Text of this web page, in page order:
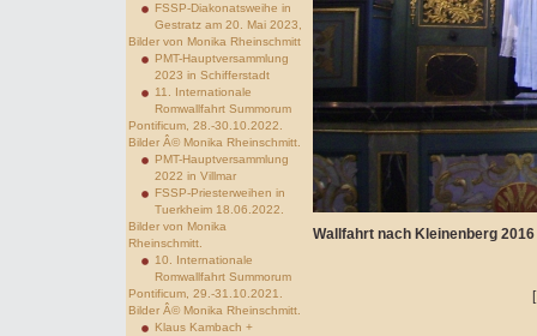
FSSP-Diakonatsweihe in
Gestratz am 20. Mai 2023,
Bilder von Monika Rheinschmitt
PMT-Hauptversammlung
2023 in Schifferstadt
11. Internationale
Romwallfahrt Summorum
Pontificum, 28.-30.10.2022.
Bilder Â© Monika Rheinschmitt.
PMT-Hauptversammlung
2022 in Villmar
FSSP-Priesterweihen in
Tuerkheim 18.06.2022.
Bilder von Monika
Rheinschmitt.
10. Internationale
Romwallfahrt Summorum
Pontificum, 29.-31.10.2021.
Bilder Â© Monika Rheinschmitt.
Klaus Kambach +
Wallfahrt nach Kleinenberg 2016